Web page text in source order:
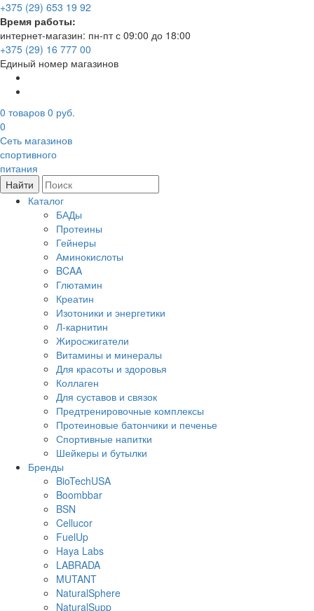
+375 (29) 653 19 92
Время работы:
интернет-магазин: пн-пт с 09:00 до 18:00
+375 (29) 16 777 00
Единый номер магазинов
0 товаров 0 руб.
0
Сеть магазинов
спортивного
питания
Найти
Каталог
БАДы
Протеины
Гейнеры
Аминокислоты
BCAA
Глютамин
Креатин
Изотоники и энергетики
Л-карнитин
Жиросжигатели
Витамины и минералы
Для красоты и здоровья
Коллаген
Для суставов и связок
Предтренировочные комплексы
Протеиновые батончики и печенье
Спортивные напитки
Шейкеры и бутылки
Бренды
BioTechUSA
Boombbar
BSN
Cellucor
FuelUp
Haya Labs
LABRADA
MUTANT
NaturalSphere
NaturalSupp